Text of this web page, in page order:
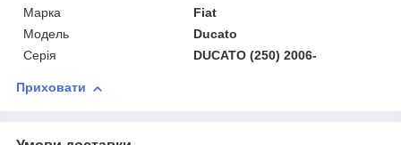
Марка
Fiat
Модель
Ducato
Серія
DUCATO (250) 2006-
Приховати